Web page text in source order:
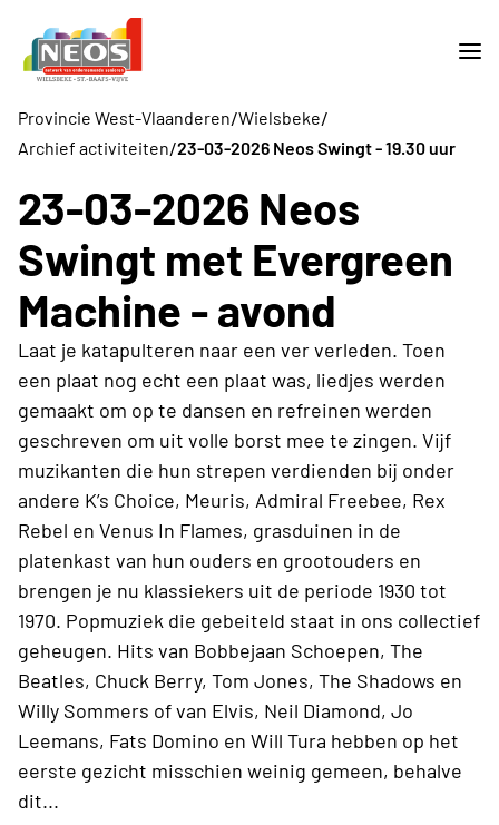
Provincie West-Vlaanderen/Wielsbeke/
Archief activiteiten/23-03-2026 Neos Swingt - 19.30 uur
23-03-2026 Neos
Swingt met Evergreen
Machine - avond
Laat je katapulteren naar een ver verleden. Toen
een plaat nog echt een plaat was, liedjes werden
gemaakt om op te dansen en refreinen werden
geschreven om uit volle borst mee te zingen. Vijf
muzikanten die hun strepen verdienden bij onder
andere K’s Choice, Meuris, Admiral Freebee, Rex
Rebel en Venus In Flames, grasduinen in de
platenkast van hun ouders en grootouders en
brengen je nu klassiekers uit de periode 1930 tot
1970. Popmuziek die gebeiteld staat in ons collectief
geheugen. Hits van Bobbejaan Schoepen, The
Beatles, Chuck Berry, Tom Jones, The Shadows en
Willy Sommers of van Elvis, Neil Diamond, Jo
Leemans, Fats Domino en Will Tura hebben op het
eerste gezicht misschien weinig gemeen, behalve
dit...